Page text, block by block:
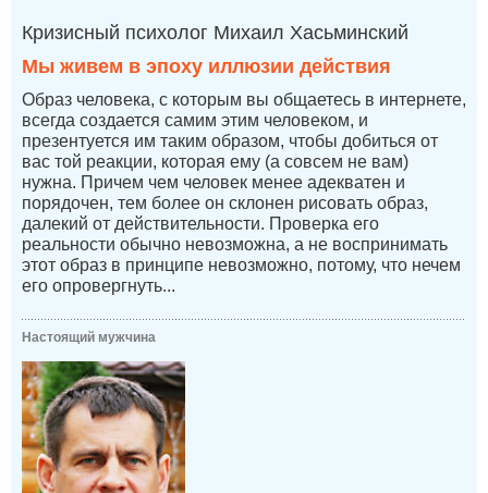
Кризисный психолог Михаил Хасьминский
Мы живем в эпоху иллюзии действия
Образ человека, с которым вы общаетесь в интернете,
всегда создается самим этим человеком, и
презентуется им таким образом, чтобы добиться от
вас той реакции, которая ему (а совсем не вам)
нужна. Причем чем человек менее адекватен и
порядочен, тем более он склонен рисовать образ,
далекий от действительности. Проверка его
реальности обычно невозможна, а не воспринимать
этот образ в принципе невозможно, потому, что нечем
его опровергнуть...
Настоящий мужчина